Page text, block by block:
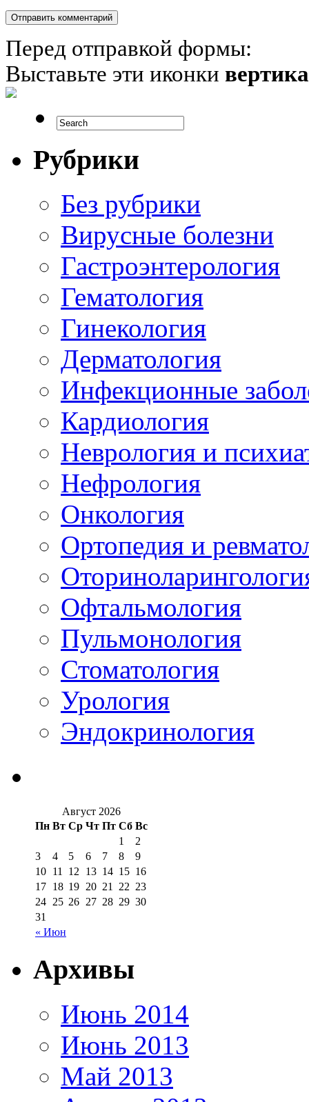
Перед отправкой формы:
Выставьте эти иконки
Рубрики
Без рубрики
Вирусные болезни
Гастроэнтерология
Гематология
Гинекология
Дерматология
Инфекционные
Кардиология
Неврология и
Нефрология
Онкология
Ортопедия и
Офтальмология
Пульмонология
Стоматология
Урология
Эндокринология
Август 2026
Пн Вт Ср Чт Пт Сб Вс
« Июн
1
2
3
4 5 6 7 8
9
10 11 12 13 14 15 16
17 18 19 20 21 22 23
24 25 26 27 28 29 30
31
Архивы
Июнь 2014
Июнь 2013
Май 2013